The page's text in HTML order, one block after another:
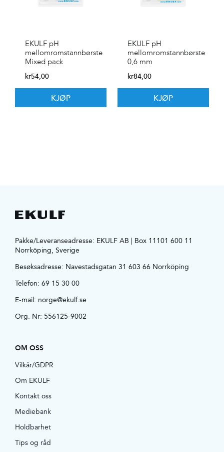
EKULF pH
mellomromstannbørste
Mixed pack
kr54,00
KJØP
EKULF pH
mellomromstannbørste
0,6 mm
kr84,00
KJØP
Pakke/Leveranseadresse: EKULF AB | Box 11101 600 11
Norrköping, Sverige
Besøksadresse: Navestadsgatan 31 603 66 Norrköping
Telefon: 69 15 30 00
E-mail: norge@ekulf.se
Org. Nr: 556125-9002
OM OSS
Vilkår/GDPR
Om EKULF
Kontakt oss
Mediebank
Holdbarhet
Tips og råd